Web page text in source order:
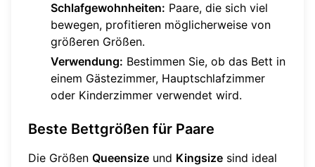
Schlafgewohnheiten: Paare, die sich viel
bewegen, profitieren möglicherweise von
größeren Größen.
Verwendung: Bestimmen Sie, ob das Bett in
einem Gästezimmer, Hauptschlafzimmer
oder Kinderzimmer verwendet wird.
Beste Bettgrößen für Paare
Die Größen Queensize und Kingsize sind ideal